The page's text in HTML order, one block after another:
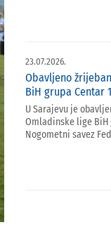
23.07.2026.
Obavljeno
BiH grupa Centar
U Sarajevu je
Omladinske lige BiH
Nogometni savez